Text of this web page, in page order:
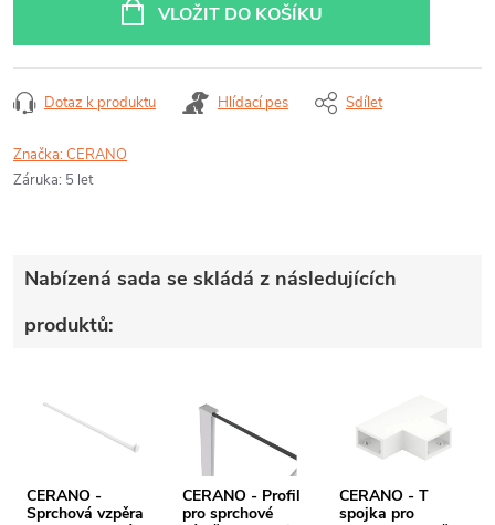
VLOŽIT DO KOŠÍKU
Dotaz k produktu Hlídací pes Sdílet
Značka:CERANO
Záruka: 5 let
Nabízená sada se skládá z následujících
produktů:
CERANO -
Sprchová vzpěra
CERANO - Profil
pro sprchové
CERANO - T
spojka pro